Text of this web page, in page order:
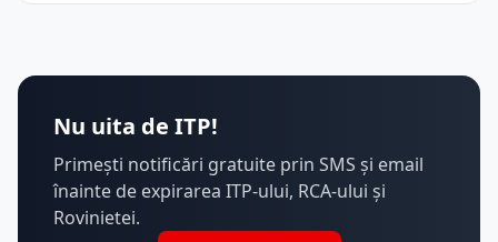
Nu uita de ITP!
Primești notificări gratuite prin SMS și email
înainte de expirarea ITP-ului, RCA-ului și
Rovinietei.